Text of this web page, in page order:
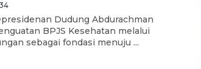
Dudung Abdurachman
BPJS Kesehatan melalui
sebagai fondasi menuju ...